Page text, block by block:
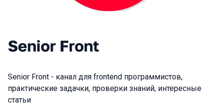
Senior Front
Senior Front - канал для frontend программистов,
практические задачки, проверки знаний, интересные
статьи